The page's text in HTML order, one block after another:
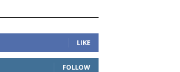
LIKE
FOLLOW